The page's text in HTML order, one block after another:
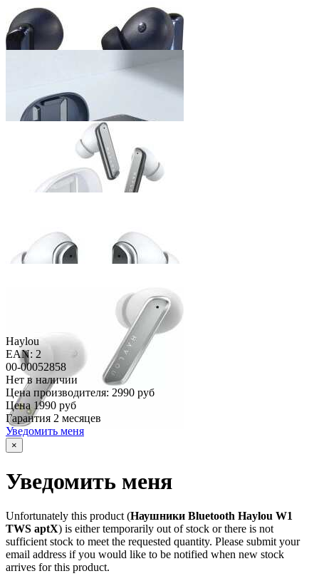
Haylou
EAN: 2
00-00052858
Нет в наличии
Цена производителя: 2990 руб
Цена1990 руб
Гарантия 2 месяцев
Уведомить меня
×
Уведомить меня
Unfortunately this product (Наушники Bluetooth Haylou W1
TWS aptX) is either temporarily out of stock or there is not
sufficient stock to meet the requested quantity. Please submit your
email address if you would like to be notified when new stock
arrives for this product.